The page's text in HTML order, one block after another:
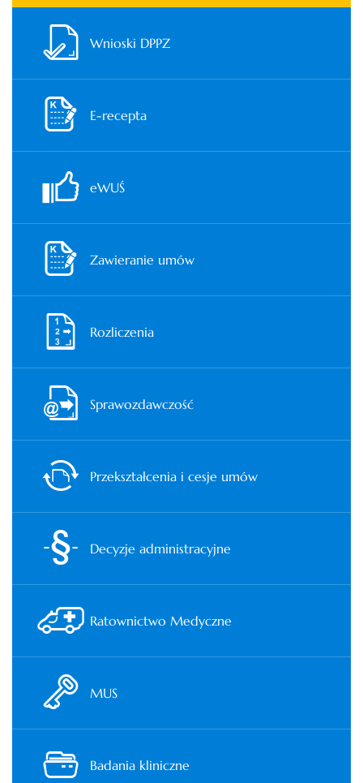
Wnioski DPPZ
E-recepta
eWUŚ
Zawieranie umów
Rozliczenia
Sprawozdawczość
Przekształcenia i cesje umów
Decyzje administracyjne
Ratownictwo Medyczne
MUS
Badania kliniczne